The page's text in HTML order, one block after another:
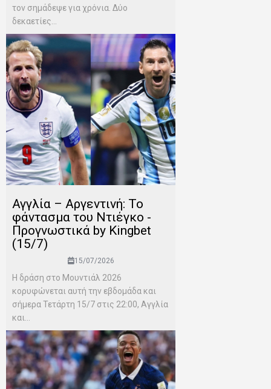
τον σημάδεψε για χρόνια. Δύο
δεκαετίες...
Αγγλία – Αργεντινή: Το
φάντασμα του Ντιέγκο -
Προγνωστικά by Kingbet
(15/7)
15/07/2026
Η δράση στο Μουντιάλ 2026
κορυφώνεται αυτή την εβδομάδα και
σήμερα Τετάρτη 15/7 στις 22:00, Αγγλία
και...